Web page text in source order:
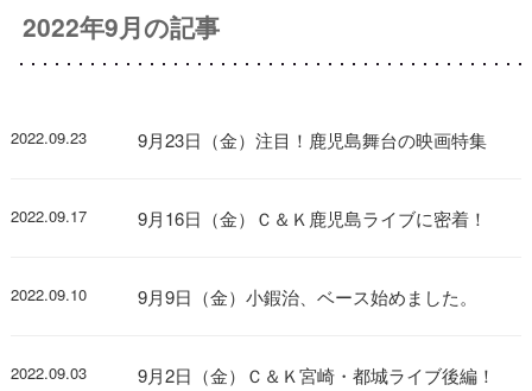
2022年9月の記事
2022.09.23 9月23日（金）注目！鹿児島舞台の映画特集
2022.09.17 9月16日（金）Ｃ＆Ｋ鹿児島ライブに密着！
2022.09.10 9月9日（金）小鍜治、ベース始めました。
2022.09.03 9月2日（金）Ｃ＆Ｋ宮崎・都城ライブ後編！